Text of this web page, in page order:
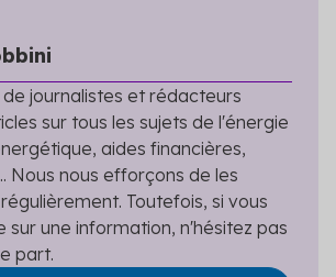
un lot privatif (usage exclusif), il
taxe foncière. Son montant dépend de
cadastrale.
exonéré de taxe foncière
neuf ?
neufs bénéficient en principe d’une
2 ans après leur achèvement.
peut toutefois être modulée ou
certaines collectivités.
exonération de taxe
journalistes et rédacteurs
sur tous les sujets de l'énergie
aides financières,
Nous nous efforçons de les
Toutefois, si vous
sur une information, n'hésitez pas
part.